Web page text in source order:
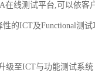
在线测试平台,可以依
的ICT及Functional测
级至ICT与功能测试系统